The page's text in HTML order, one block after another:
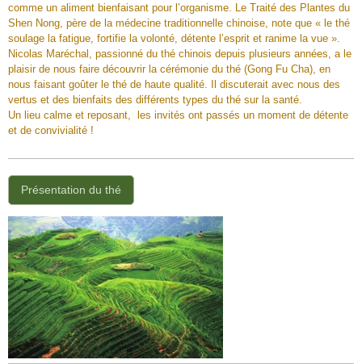
comme un aliment bienfaisant pour l’organisme. Le Traité des Plantes du
Shen Nong, père de la médecine traditionnelle chinoise, note que « le thé
soulage la fatigue, fortifie la volonté, détente l’esprit et ranime la vue ».
Nicolas Maréchal, passionné du thé chinois depuis plusieurs années, a le
plaisir de nous faire découvrir la cérémonie du thé (Gong Fu Cha), en
nous faisant goûter le thé de haute qualité. Il discuterait avec nous des
vertus et des bienfaits des différents types du thé sur la santé.
Un lieu calme et reposant, les invités ont passés un moment de détente
et de convivialité !
Présentation du thé